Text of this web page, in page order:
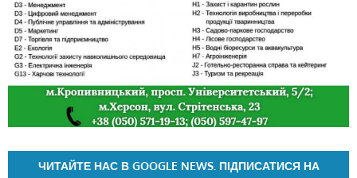
ЧИТАЙТЕ НАС В GOOGLE NEWS. ПІДПИСАТИСЯ НА